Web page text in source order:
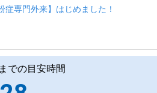
症専門外来】はじめました！
での目安時間